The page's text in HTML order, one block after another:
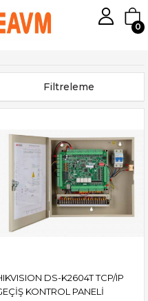
0
Filtreleme
DS-K2604T TCP/IP
KONTROL PANELİ